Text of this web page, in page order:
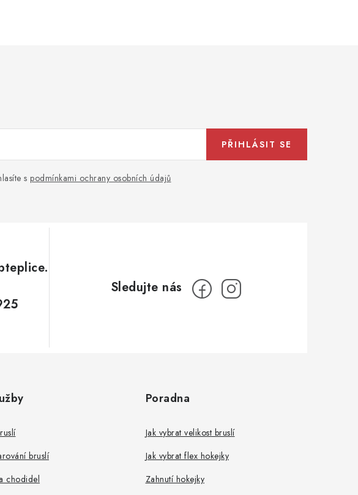
s podmínkami ochrany osobních údajů
PŘIHLÁSIT SE
bruslí
chodidel
Poradna
Jak vybrat velikost bruslí
Jak vybrat flex hokejky
Zahnutí hokejky